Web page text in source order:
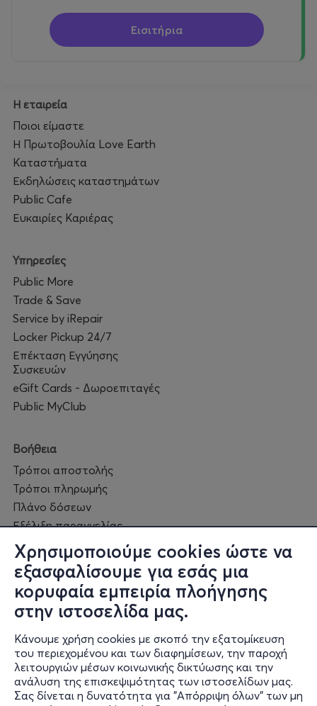
Χρησιμοποιούμε cookies ώστε να
εξασφαλίσουμε για εσάς μια
κορυφαία εμπειρία πλοήγησης
στην ιστοσελίδα μας.
Κάνουμε χρήση cookies με σκοπό την εξατομίκευση
του περιεχομένου και των διαφημίσεων, την παροχή
λειτουργιών μέσων κοινωνικής δικτύωσης και την
ανάλυση της επισκεψιμότητας των ιστοσελίδων μας.
Σας δίνεται η δυνατότητα για "Απόρριψη όλων" των μη
Εισιτήρια
Η εταιρεία
Ποιοι είμαστε
Η Πρωτοβουλία Love Earth
Καταστήματα
Εκδηλώσεις καταστημάτων
Public Cafe
Ευκαιρίες Καριέρας
Υπηρεσίες
Public More
Trade & Save
Service by iRepair
Locker Pickup 24/7
Επέκταση Εγγύησης
Συσκευών
eGift Cards - Δωροεπιταγές
Public MyClub
Βοήθεια
Τρόποι αποστολής
Τρόποι πληρωμής
Πλάνο δόσεων
Εξέλιξη παραγγελίας
Πορεία επισκευής
Συχνές ερωτήσεις και
επικοινωνία
Ο online κόσμος μας
Public GR
Public CY
Publicbusiness.gr
Public + home